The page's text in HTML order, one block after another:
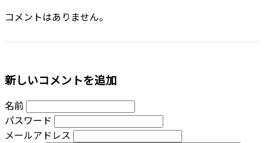
コメントはありません。
新しいコメントを追加
名前
パスワード
メールアドレス